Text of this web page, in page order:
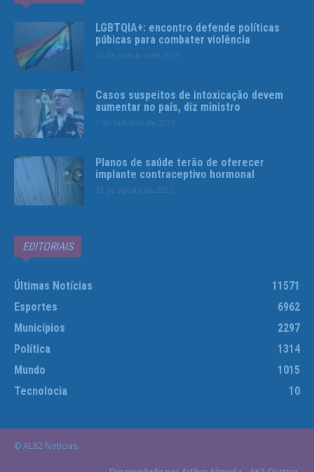
LGBTQIA+: encontro defende políticas
púbicas para combater violência
22 de outubro de 2025
Casos suspeitos de intoxicação devem
aumentar no país, diz ministro
1 de outubro de 2025
Planos de saúde terão de oferecer
implante contraceptivo hormonal
13 de agosto de 2025
EDITORIAIS
Últimas Notícias
11571
Esportes
6962
Municípios
2297
Política
1314
Mundo
1015
Tecnolocia
10
© AL82 Notícias.